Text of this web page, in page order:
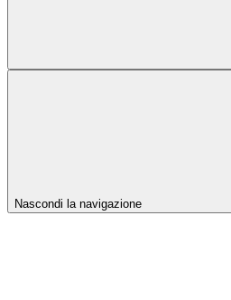
Nascondi la navigazione